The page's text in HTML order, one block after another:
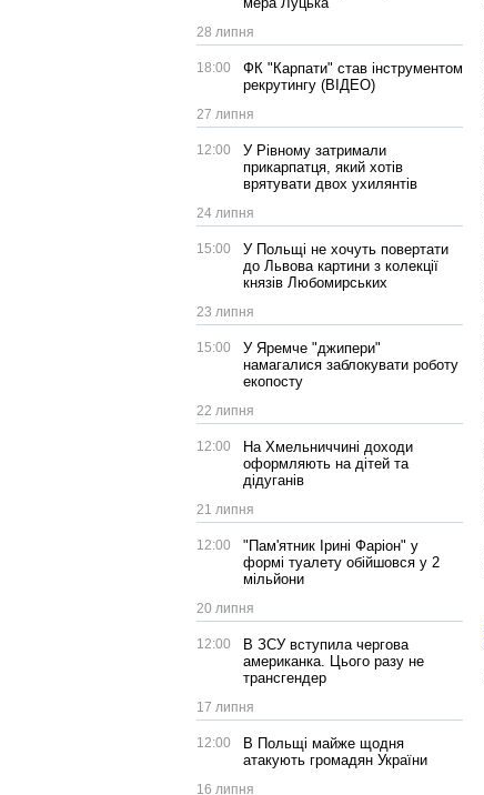
28 липня
18:00
ФК "Карпати" став інструментом
рекрутингу (ВІДЕО)
27 липня
12:00
У Рівному затримали
прикарпатця, який хотів
врятувати двох ухилянтів
24 липня
15:00
У Польщі не хочуть повертати
до Львова картини з колекції
князів Любомирських
23 липня
15:00
У Яремче "джипери"
намагалися заблокувати роботу
екопосту
22 липня
12:00
На Хмельниччині доходи
оформляють на дітей та
дідуганів
21 липня
12:00
"Пам'ятник Ірині Фаріон" у
формі туалету обійшовся у 2
мільйони
20 липня
12:00
В ЗСУ вступила чергова
американка. Цього разу не
трансгендер
17 липня
12:00
В Польщі майже щодня
атакують громадян України
16 липня